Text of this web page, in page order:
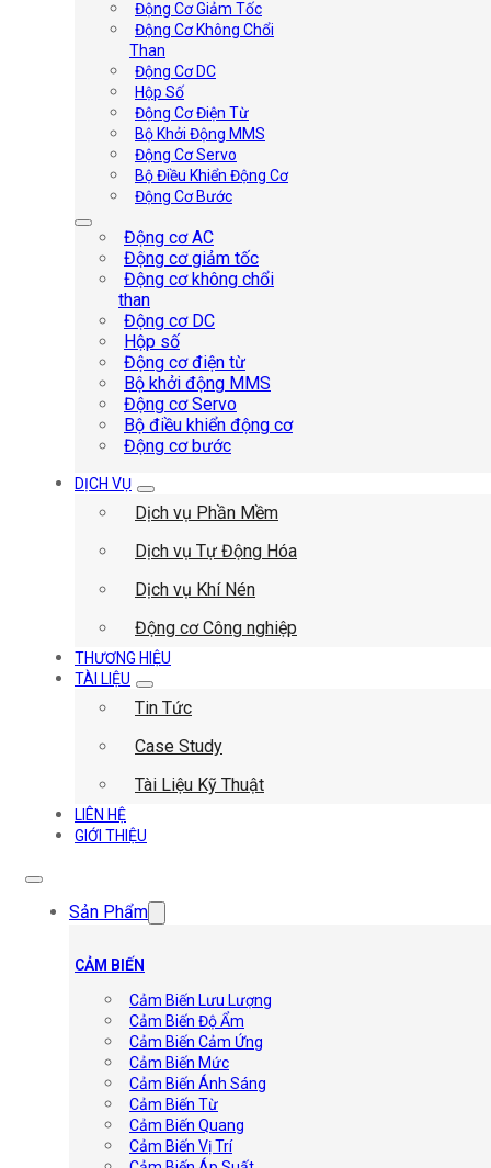
Động Cơ Giảm Tốc
Động Cơ Không Chổi
Than
Động Cơ DC
Hộp Số
Động Cơ Điện Từ
Bộ Khởi Động MMS
Động Cơ Servo
Bộ Điều Khiển Động Cơ
Động Cơ Bước
Động cơ AC
Động cơ giảm tốc
Động cơ không chổi
than
Động cơ DC
Hộp số
Động cơ điện từ
Bộ khởi động MMS
Động cơ Servo
Bộ điều khiển động cơ
Động cơ bước
DỊCH VỤ
Dịch vụ Phần Mềm
Dịch vụ Tự Động Hóa
Dịch vụ Khí Nén
Động cơ Công nghiệp
THƯƠNG HIỆU
TÀI LIỆU
Tin Tức
Case Study
Tài Liệu Kỹ Thuật
LIÊN HỆ
GIỚI THIỆU
Sản Phẩm
CẢM BIẾN
Cảm Biến Lưu Lượng
Cảm Biến Độ Ẩm
Cảm Biến Cảm Ứng
Cảm Biến Mức
Cảm Biến Ánh Sáng
Cảm Biến Từ
Cảm Biến Quang
Cảm Biến Vị Trí